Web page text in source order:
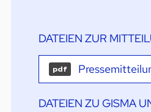
DATEIEN ZUR
pdf
DATEIEN ZU GISMA